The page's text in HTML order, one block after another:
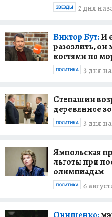
2 дня
ЗВЕЗДЫ
Виктор Бут:И
разозлить, он
когтями по
3 дня
ПОЛИТИКА
Степашин
деревянное
3 дня
ПОЛИТИКА
Ямпольская
льготы при
олимпиадам
6
ПОЛИТИКА
Онищенко: